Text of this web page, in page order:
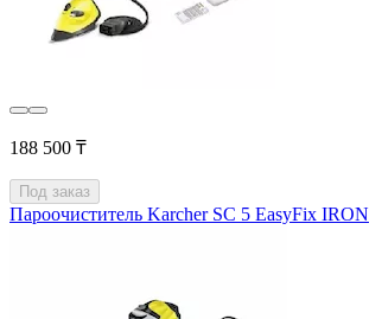
188 500 ₸
Под заказ
Пароочиститель Karcher SC 5 EasyFix IRON